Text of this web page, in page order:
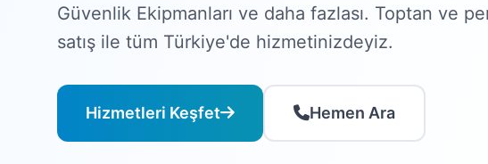
Güvenlik Ekipmanları ve daha fazlası. Toptan ve
satış ile tüm Türkiye'de hizmetinizdeyiz.
Hizmetleri Keşfet Hemen Ara